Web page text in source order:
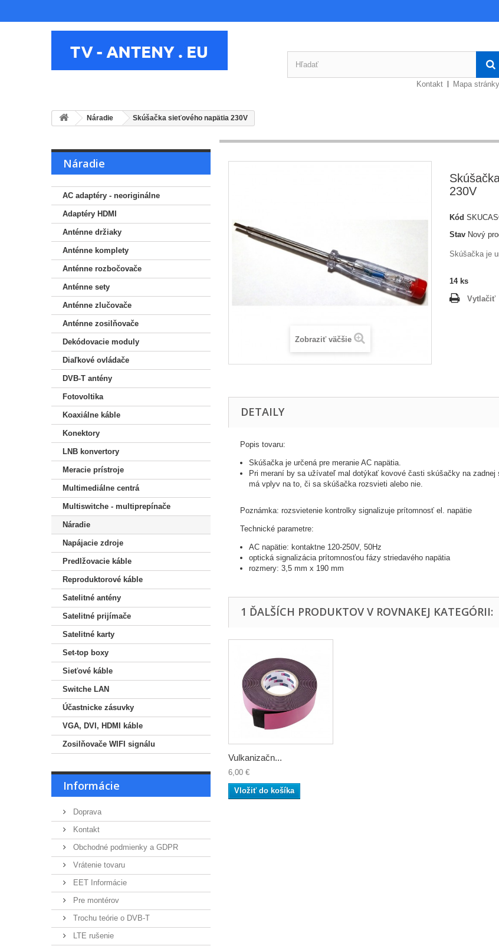
Kontakt Mapa stránky
Náradie Skúšačka sieťového napätia 230V
Náradie
AC adaptéry - neoriginálne
Adaptéry HDMI
Anténne držiaky
Anténne komplety
Anténne rozbočovače
Anténne sety
Anténne zlučovače
Anténne zosilňovače
Dekódovacie moduly
Diaľkové ovládače
DVB-T antény
Fotovoltika
Koaxiálne káble
Konektory
LNB konvertory
Meracie prístroje
Multimediálne centrá
Multiswitche - multiprepínače
Náradie
Napájacie zdroje
Predlžovacie káble
Reproduktorové káble
Satelitné antény
Satelitné prijímače
Satelitné karty
Set-top boxy
Sieťové káble
Switche LAN
Účastnicke zásuvky
VGA, DVI, HDMI káble
Zosilňovače WIFI signálu
Informácie
Doprava
Kontakt
Obchodné podmienky a GDPR
Vrátenie tovaru
EET Informácie
Pre montérov
Trochu teórie o DVB-T
LTE rušenie
Zobraziť väčšie
230V
Kód
Stav Nový
Skúšačka je
14 ks
Vytlačiť
DETAILY
Popis tovaru:
Skúšačka je určená pre meranie AC napätia.
Pri meraní by sa užívateľ mal dotýkať kovové časti skúšačky na
má vplyv na to, či sa skúšačka rozsvieti alebo nie.
Poznámka: rozsvietenie kontrolky signalizuje prítomnosť el. napätie
Technické parametre:
AC napätie: kontaktne 120-250V, 50Hz
optická signalizácia prítomnosťou fázy striedavého napätia
rozmery: 3,5 mm x 190 mm
1 ĎALŠÍCH PRODUKTOV V ROVNAKEJ KATEGÓRII:
Vulkanizačn...
6,00 €
Vložiť do košíka